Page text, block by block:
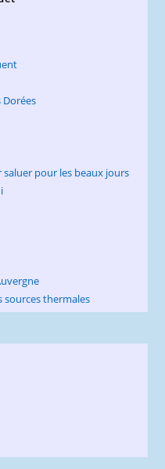
Dorées
pour les beaux jours
sources thermales